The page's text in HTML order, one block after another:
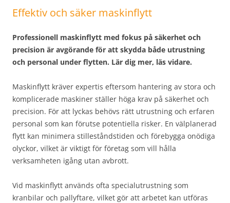
Effektiv och säker maskinflytt
Professionell maskinflytt med fokus på säkerhet och
precision är avgörande för att skydda både utrustning
och personal under flytten. Lär dig mer, läs vidare.
Maskinflytt kräver expertis eftersom hantering av stora och
komplicerade maskiner ställer höga krav på säkerhet och
precision. För att lyckas behövs rätt utrustning och erfaren
personal som kan förutse potentiella risker. En välplanerad
flytt kan minimera stilleståndstiden och förebygga onödiga
olyckor, vilket är viktigt för företag som vill hålla
verksamheten igång utan avbrott.
Vid maskinflytt används ofta specialutrustning som
kranbilar och pallyftare, vilket gör att arbetet kan utföras